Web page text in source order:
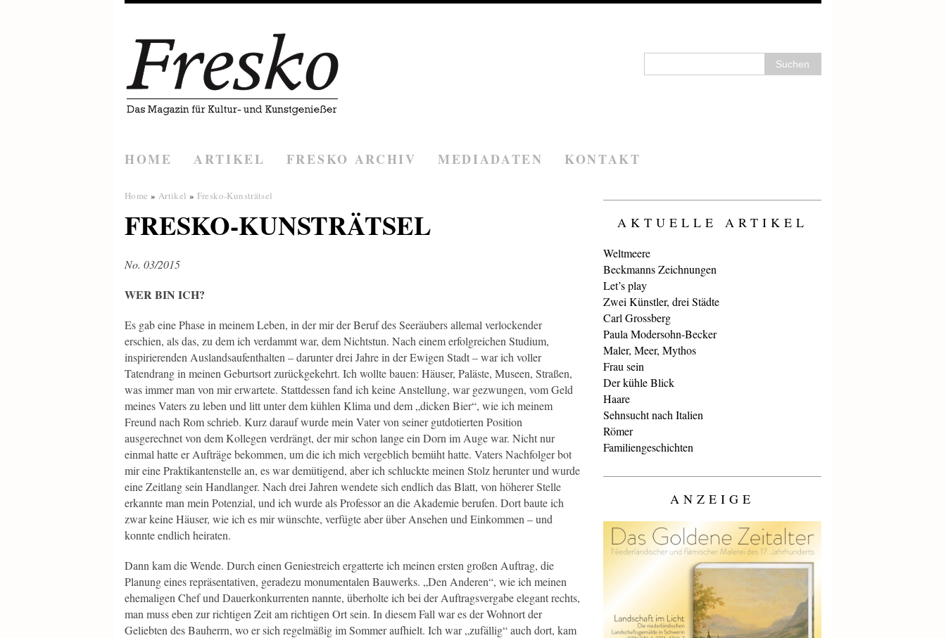
HOME ARTIKEL FRESKO ARCHIV MEDIADATEN KONTAKT
Home » Artikel » Fresko-Kunsträtsel
FRESKO-KUNSTRÄTSEL
No. 03/2015
WER BIN ICH?
Es gab eine Phase in meinem Leben, in der mir der Beruf des Seeräubers allemal verlockender
erschien, als das, zu dem ich verdammt war, dem Nichtstun. Nach einem erfolgreichen Studium,
inspirierenden Auslandsaufenthalten – darunter drei Jahre in der Ewigen Stadt – war ich voller
Tatendrang in meinen Geburtsort zurückgekehrt. Ich wollte bauen: Häuser, Paläste, Museen, Straßen,
was immer man von mir erwartete. Stattdessen fand ich keine Anstellung, war gezwungen, vom Geld
meines Vaters zu leben und litt unter dem kühlen Klima und dem „dicken Bier“, wie ich meinem
Freund nach Rom schrieb. Kurz darauf wurde mein Vater von seiner gutdotierten Position
ausgerechnet von dem Kollegen verdrängt, der mir schon lange ein Dorn im Auge war. Nicht nur
einmal hatte er Aufträge bekommen, um die ich mich vergeblich bemüht hatte. Vaters Nachfolger bot
mir eine Praktikantenstelle an, es war demütigend, aber ich schluckte meinen Stolz herunter und wurde
eine Zeitlang sein Handlanger. Nach drei Jahren wendete sich endlich das Blatt, von höherer Stelle
erkannte man mein Potenzial, und ich wurde als Professor an die Akademie berufen. Dort baute ich
zwar keine Häuser, wie ich es mir wünschte, verfügte aber über Ansehen und Einkommen – und
konnte endlich heiraten.
Dann kam die Wende. Durch einen Geniestreich ergatterte ich meinen ersten großen Auftrag, die
Planung eines repräsentativen, geradezu monumentalen Bauwerks. „Den Anderen“, wie ich meinen
ehemaligen Chef und Dauerkonkurrenten nannte, überholte ich bei der Auftragsvergabe elegant rechts,
man muss eben zur richtigen Zeit am richtigen Ort sein. In diesem Fall war es der Wohnort der
Geliebten des Bauherrn, wo er sich regelmäßig im Sommer aufhielt. Ich war „zufällig“ auch dort, kam
AKTUELLE ARTIKEL
Weltmeere
Beckmanns Zeichnungen
Let’s play
Zwei Künstler, drei Städte
Carl Grossberg
Paula Modersohn-Becker
Maler, Meer, Mythos
Frau sein
Der kühle Blick
Haare
Sehnsucht nach Italien
Römer
Familiengeschichten
ANZEIGE